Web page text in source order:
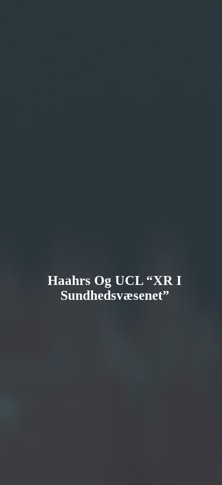
Haahrs Og UCL “XR I
Sundhedsvæsenet”